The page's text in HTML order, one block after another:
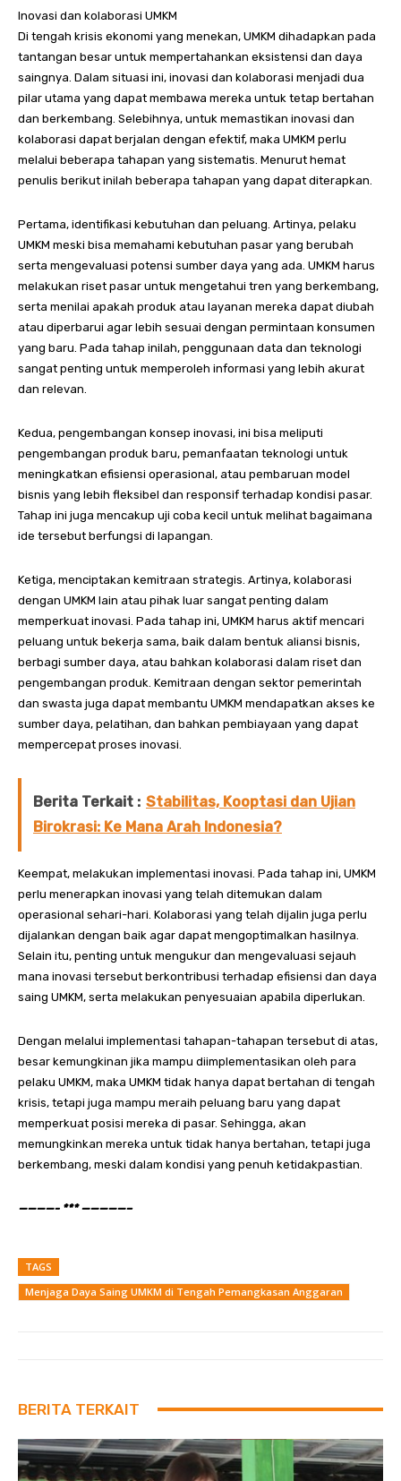
Inovasi dan kolaborasi UMKM
Di tengah krisis ekonomi yang menekan, UMKM dihadapkan pada
tantangan besar untuk mempertahankan eksistensi dan daya
saingnya. Dalam situasi ini, inovasi dan kolaborasi menjadi dua
pilar utama yang dapat membawa mereka untuk tetap bertahan
dan berkembang. Selebihnya, untuk memastikan inovasi dan
kolaborasi dapat berjalan dengan efektif, maka UMKM perlu
melalui beberapa tahapan yang sistematis. Menurut hemat
penulis berikut inilah beberapa tahapan yang dapat diterapkan.
Pertama, identifikasi kebutuhan dan peluang. Artinya, pelaku
UMKM meski bisa memahami kebutuhan pasar yang berubah
serta mengevaluasi potensi sumber daya yang ada. UMKM harus
melakukan riset pasar untuk mengetahui tren yang berkembang,
serta menilai apakah produk atau layanan mereka dapat diubah
atau diperbarui agar lebih sesuai dengan permintaan konsumen
yang baru. Pada tahap inilah, penggunaan data dan teknologi
sangat penting untuk memperoleh informasi yang lebih akurat
dan relevan.
Kedua, pengembangan konsep inovasi, ini bisa meliputi
pengembangan produk baru, pemanfaatan teknologi untuk
meningkatkan efisiensi operasional, atau pembaruan model
bisnis yang lebih fleksibel dan responsif terhadap kondisi pasar.
Tahap ini juga mencakup uji coba kecil untuk melihat bagaimana
ide tersebut berfungsi di lapangan.
Ketiga, menciptakan kemitraan strategis. Artinya, kolaborasi
dengan UMKM lain atau pihak luar sangat penting dalam
memperkuat inovasi. Pada tahap ini, UMKM harus aktif mencari
peluang untuk bekerja sama, baik dalam bentuk aliansi bisnis,
berbagi sumber daya, atau bahkan kolaborasi dalam riset dan
pengembangan produk. Kemitraan dengan sektor pemerintah
dan swasta juga dapat membantu UMKM mendapatkan akses ke
sumber daya, pelatihan, dan bahkan pembiayaan yang dapat
mempercepat proses inovasi.
Berita Terkait : Stabilitas, Kooptasi dan Ujian
Birokrasi: Ke Mana Arah Indonesia?
Keempat, melakukan implementasi inovasi. Pada tahap ini, UMKM
perlu menerapkan inovasi yang telah ditemukan dalam
operasional sehari-hari. Kolaborasi yang telah dijalin juga perlu
dijalankan dengan baik agar dapat mengoptimalkan hasilnya.
Selain itu, penting untuk mengukur dan mengevaluasi sejauh
mana inovasi tersebut berkontribusi terhadap efisiensi dan daya
saing UMKM, serta melakukan penyesuaian apabila diperlukan.
Dengan melalui implementasi tahapan-tahapan tersebut di atas,
besar kemungkinan jika mampu diimplementasikan oleh para
pelaku UMKM, maka UMKM tidak hanya dapat bertahan di tengah
krisis, tetapi juga mampu meraih peluang baru yang dapat
memperkuat posisi mereka di pasar. Sehingga, akan
memungkinkan mereka untuk tidak hanya bertahan, tetapi juga
berkembang, meski dalam kondisi yang penuh ketidakpastian.
————- *** —————–
TAGS
Menjaga Daya Saing UMKM di Tengah Pemangkasan Anggaran
BERITA TERKAIT